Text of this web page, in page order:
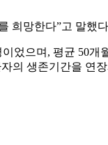
희망한다”고 말했
이었으며, 평균 50
의 생존기간을 연